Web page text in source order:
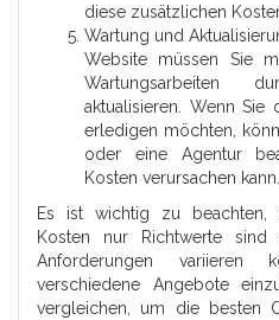
diese zusätzlichen
Wartung und
Website müssen Sie
Wartungsarbeiten
aktualisieren. Wenn
erledigen möchten,
oder eine Agentur
Kosten verursachen kann.
Es ist wichtig zu beachten,
Kosten nur Richtwerte
Anforderungen variieren
verschiedene Angebote
vergleichen, um die besten